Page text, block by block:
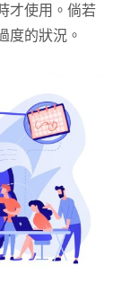
才使用。倘若
度的狀況。